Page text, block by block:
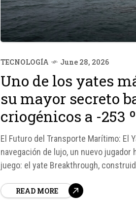
TECNOLOGÍA June 28, 2026
Uno de los yates
su mayor secreto
criogénicos a -253
El Futuro del Transporte Marítimo: El
navegación de lujo, un nuevo
juego: el yate Breakthrough,
READ MORE